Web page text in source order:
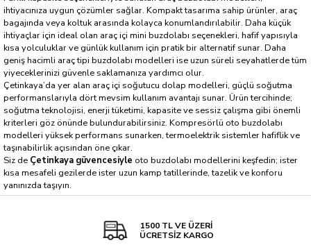
ihtiyacınıza uygun çözümler sağlar. Kompakt tasarıma sahip ürünler, araç
bagajında veya koltuk arasında kolayca konumlandırılabilir. Daha küçük
ihtiyaçlar için ideal olan araç içi mini buzdolabı seçenekleri, hafif yapısıyla
kısa yolculuklar ve günlük kullanım için pratik bir alternatif sunar. Daha
geniş hacimli araç tipi buzdolabı modelleri ise uzun süreli seyahatlerde tüm
yiyeceklerinizi güvenle saklamanıza yardımcı olur.
Çetinkaya’da yer alan araç içi soğutucu dolap modelleri, güçlü soğutma
performanslarıyla dört mevsim kullanım avantajı sunar. Ürün tercihinde;
soğutma teknolojisi, enerji tüketimi, kapasite ve sessiz çalışma gibi önemli
kriterleri göz önünde bulundurabilirsiniz. Kompresörlü oto buzdolabı
modelleri yüksek performans sunarken, termoelektrik sistemler hafiflik ve
taşınabilirlik açısından öne çıkar.
Siz de Çetinkaya güvencesiyle oto buzdolabı modellerini keşfedin; ister
kısa mesafeli gezilerde ister uzun kamp tatillerinde, tazelik ve konforu
yanınızda taşıyın.
1500 TL VE ÜZERİ
ÜCRETSİZ KARGO